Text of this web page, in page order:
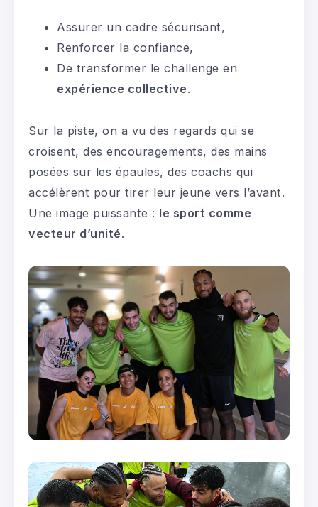
Assurer un cadre sécurisant,
Renforcer la confiance,
De transformer le challenge en
expérience collective.
Sur la piste, on a vu des regards qui se
croisent, des encouragements, des mains
posées sur les épaules, des coachs qui
accélèrent pour tirer leur jeune vers l’avant.
Une image puissante : le sport comme
vecteur d’unité.